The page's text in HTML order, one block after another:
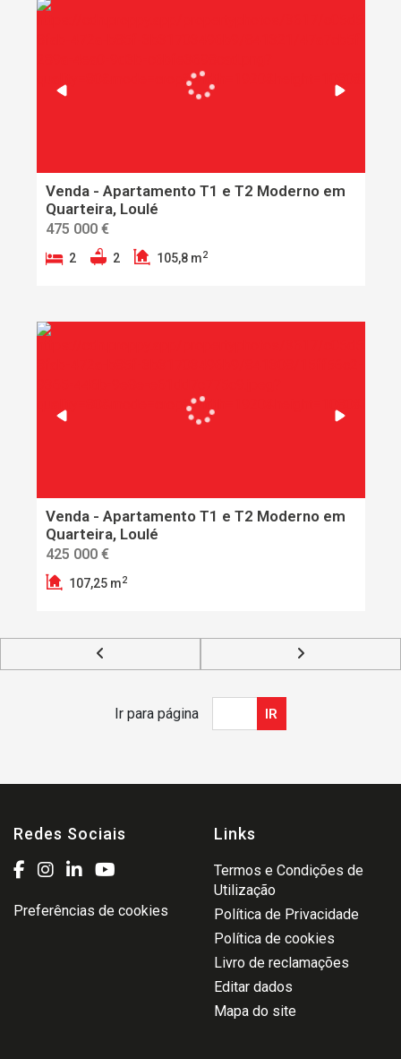
Venda - Apartamento T1 e T2 Moderno em
Quarteira, Loulé
475 000 €
2 2 105,8 m2
Venda - Apartamento T1 e T2 Moderno em
Quarteira, Loulé
425 000 €
107,25 m2
Ir para página IR
Redes Sociais
Preferências de cookies
Links
Termos e Condições de
Utilização
Política de Privacidade
Política de cookies
Livro de reclamações
Editar dados
Mapa do site